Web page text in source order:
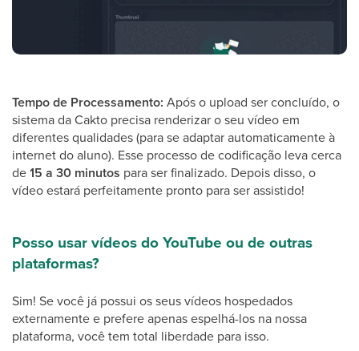
Tempo de Processamento: Após o upload ser concluído, o
sistema da Cakto precisa renderizar o seu vídeo em
diferentes qualidades (para se adaptar automaticamente à
internet do aluno). Esse processo de codificação leva cerca
de15 a 30 minutos para ser finalizado. Depois disso, o
vídeo estará perfeitamente pronto para ser assistido!
Posso usar vídeos do YouTube ou de outras
plataformas?
Sim! Se você já possui os seus vídeos hospedados
externamente e prefere apenas espelhá-los na nossa
plataforma, você tem total liberdade para isso.